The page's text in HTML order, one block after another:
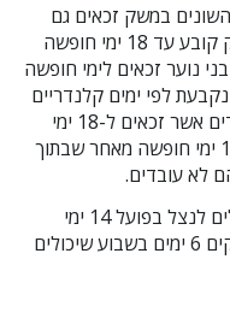
במשק זכאים גם
הם לימי חופשה ממקום העבודה, והחוק קובע עד 18 ימי חופשה
נוער זכאים לימי חופשה
לפי ימים קלנדריים
בלוח השנה. לכן, בפועל, בני נוער עובדים אשר זכאים ל-18 ימי
חופשה בשנה יכולים לנצל רק 14 או 16 ימי חופשה מאחר שבתוך
בני נוער המועסקים 5 ימים בשבוע יכולים לנצל בפועל 14 ימי
חופשה בשנה, לעומת בני נוער המועסקים 6 ימים בשבוע שיכולים